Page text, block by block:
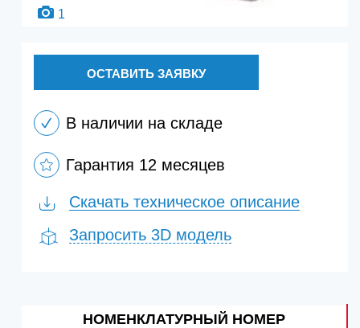
1
ОСТАВИТЬ ЗАЯВКУ
В наличии на складе
Гарантия 12 месяцев
Скачать техническое описание
Запросить 3D модель
НОМЕНКЛАТУРНЫЙ НОМЕР